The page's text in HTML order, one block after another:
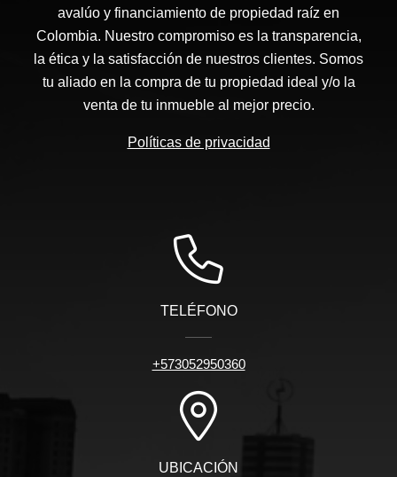
avalúo y financiamiento de propiedad raíz en
Colombia. Nuestro compromiso es la transparencia,
la ética y la satisfacción de nuestros clientes. Somos
tu aliado en la compra de tu propiedad ideal y/o la
venta de tu inmueble al mejor precio.
Políticas de privacidad
TELÉFONO
+573052950360
UBICACIÓN